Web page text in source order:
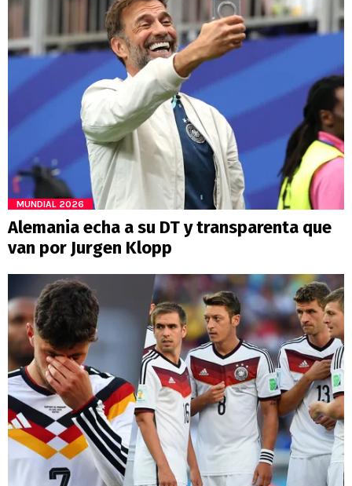
MUNDIAL 2026
Alemania echa a su DT y transparenta que
van por Jurgen Klopp